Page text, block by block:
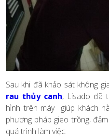
Sau khi đã khảo sát không
rau thủy canh, Lisado đã
hình trên máy giúp khách
phương pháp gieo trồng,
quá trình làm việc.